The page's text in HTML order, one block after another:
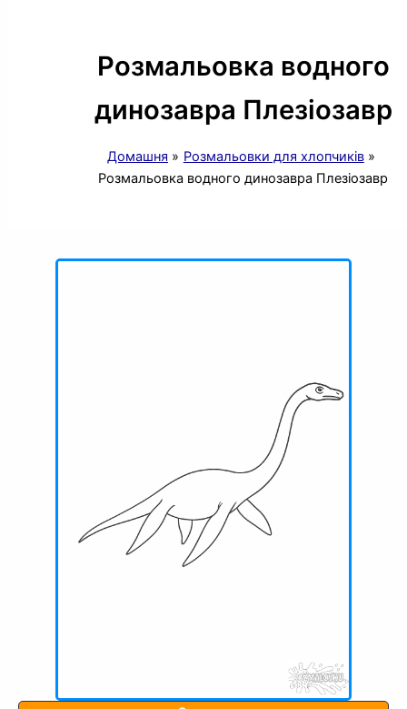
Розмальовка водного
динозавра Плезіозавр
Домашня
Розмальовки для хлопчиків
Розмальовка водного динозавра Плезіозавр